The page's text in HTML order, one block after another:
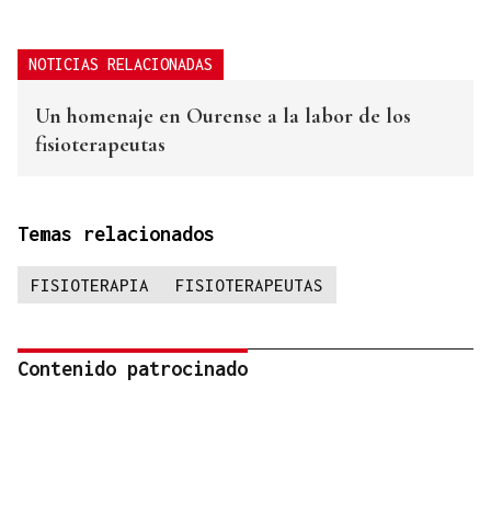
NOTICIAS RELACIONADAS
Un homenaje en Ourense a la labor de los
fisioterapeutas
Temas relacionados
FISIOTERAPIA FISIOTERAPEUTAS
Contenido patrocinado